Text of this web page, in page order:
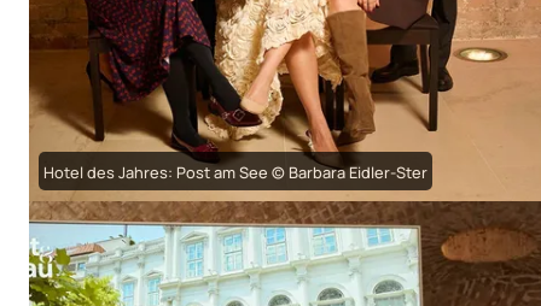
Hotel des Jahres: Post am See © Barbara Eidler-Ster